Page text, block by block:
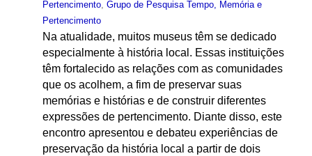
Pertencimento, Grupo de Pesquisa Tempo, Memória e
Pertencimento
Na atualidade, muitos museus têm se dedicado
especialmente à história local. Essas instituições
têm fortalecido as relações com as comunidades
que os acolhem, a fim de preservar suas
memórias e histórias e de construir diferentes
expressões de pertencimento. Diante disso, este
encontro apresentou e debateu experiências de
preservação da história local a partir de dois